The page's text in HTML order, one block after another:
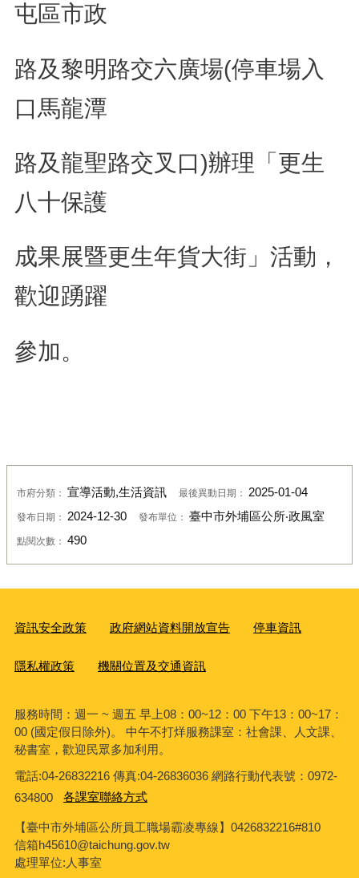
屯區市政
路及黎明路交六廣場(停車場入
口馬龍潭
路及龍聖路交叉口)辦理 「更生
八十保護
成果展暨更生年貨大街」活動，
歡迎踴躍
參加。
市府分類： 宣導活動,生活資訊 最後異動日期： 2025-01-04
發布日期： 2024-12-30 發布單位： 臺中市外埔區公所‧政風室
點閱次數： 490
資訊安全政策 政府網站資料開放宣告 停車資訊
隱私權政策 機關位置及交通資訊
服務時間：週一 ~ 週五 早上08：00~12：00 下午13：00~17：
00 (國定假日除外)。 中午不打烊服務課室：社會課、人文課、
秘書室，歡迎民眾多加利用。
電話:04-26832216 傳真:04-26836036 網路行動代表號：0972-
634800
各課室聯絡方式
【臺中市外埔區公所員工職場霸凌專線】0426832216#810
信箱h45610@taichung.gov.tw
處理單位:人事室